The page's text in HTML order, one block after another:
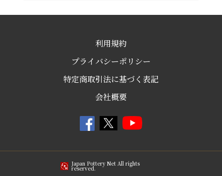
利用規約
プライバシーポリシー
特定商取引法に基づく表記
会社概要
Japan Pottery Net All rights
reserved.